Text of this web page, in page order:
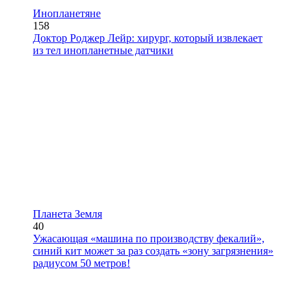
Инопланетяне
158
Доктор Роджер Лейр: хирург, который извлекает
из тел инопланетные датчики
Планета Земля
40
Ужасающая «машина по производству фекалий»,
синий кит может за раз создать «зону загрязнения»
радиусом 50 метров!